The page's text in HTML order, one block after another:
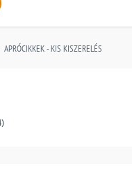
APRÓCIKKEK - KIS KISZERELÉS